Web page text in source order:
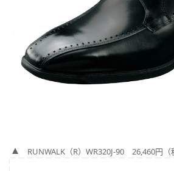
RUNWALK（R）WR320J-90 26,460円（